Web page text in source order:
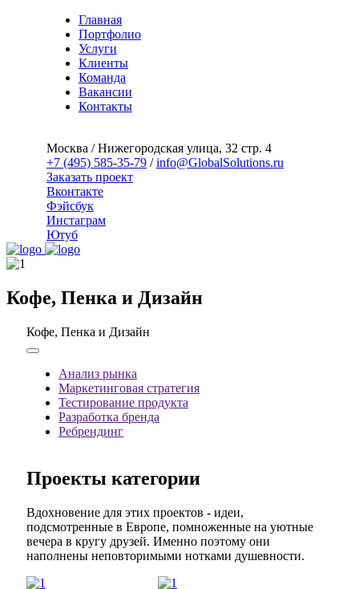
Главная
Портфолио
Услуги
Клиенты
Команда
Вакансии
Контакты
Москва / Нижегородская улица, 32 стр. 4
+7 (495) 585-35-79 /info@GlobalSolutions.ru
Заказать проект
Вконтакте
Фэйсбук
Инстаграм
Ютуб
Кофе, Пенка и Дизайн
Кофе, Пенка и Дизайн
Анализ рынка
Маркетинговая стратегия
Тестирование продукта
Разработка бренда
Ребрендинг
Проекты категории
Вдохновение для этих проектов - идеи,
подсмотренные в Европе, помноженные на уютные
вечера в кругу друзей. Именно поэтому они
наполнены неповторимыми нотками душевности.